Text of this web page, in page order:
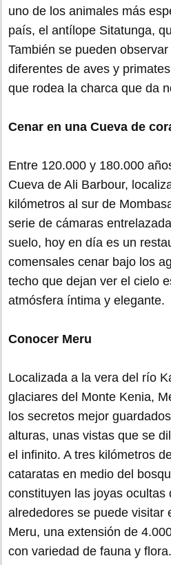
uno de los animales más
país, el antílope Sitatunga,
También se pueden
diferentes de aves y
que rodea la charca que da
Cenar en una Cueva de
Entre 120.000 y 180.000
Cueva de Ali Barbour,
kilómetros al sur de
serie de cámaras
suelo, hoy en día es un
comensales cenar bajo los
techo que dejan ver el cielo
atmósfera íntima y elegante.
Conocer Meru
Localizada a la vera del río
glaciares del Monte Kenia,
los secretos mejor
alturas, unas vistas que se
el infinito. A tres kilómetros
cataratas en medio del
constituyen las joyas ocultas
alrededores se puede visitar
Meru, una extensión de
con variedad de fauna y flora.